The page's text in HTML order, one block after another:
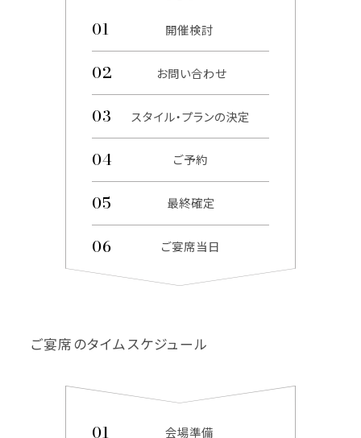
開催検討
お問い合わせ
スタイル・プランの決定
ご予約
最終確定
ご宴席当日
ご宴席のタイムスケジュール
会場準備